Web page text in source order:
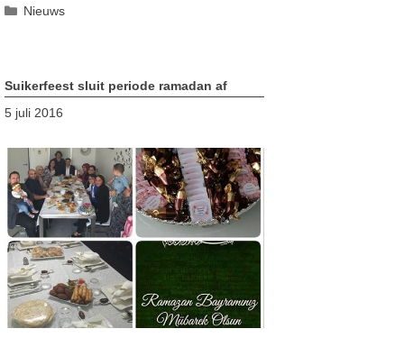
Categorieën
Nieuws
Suikerfeest sluit periode ramadan af
5 juli 2016